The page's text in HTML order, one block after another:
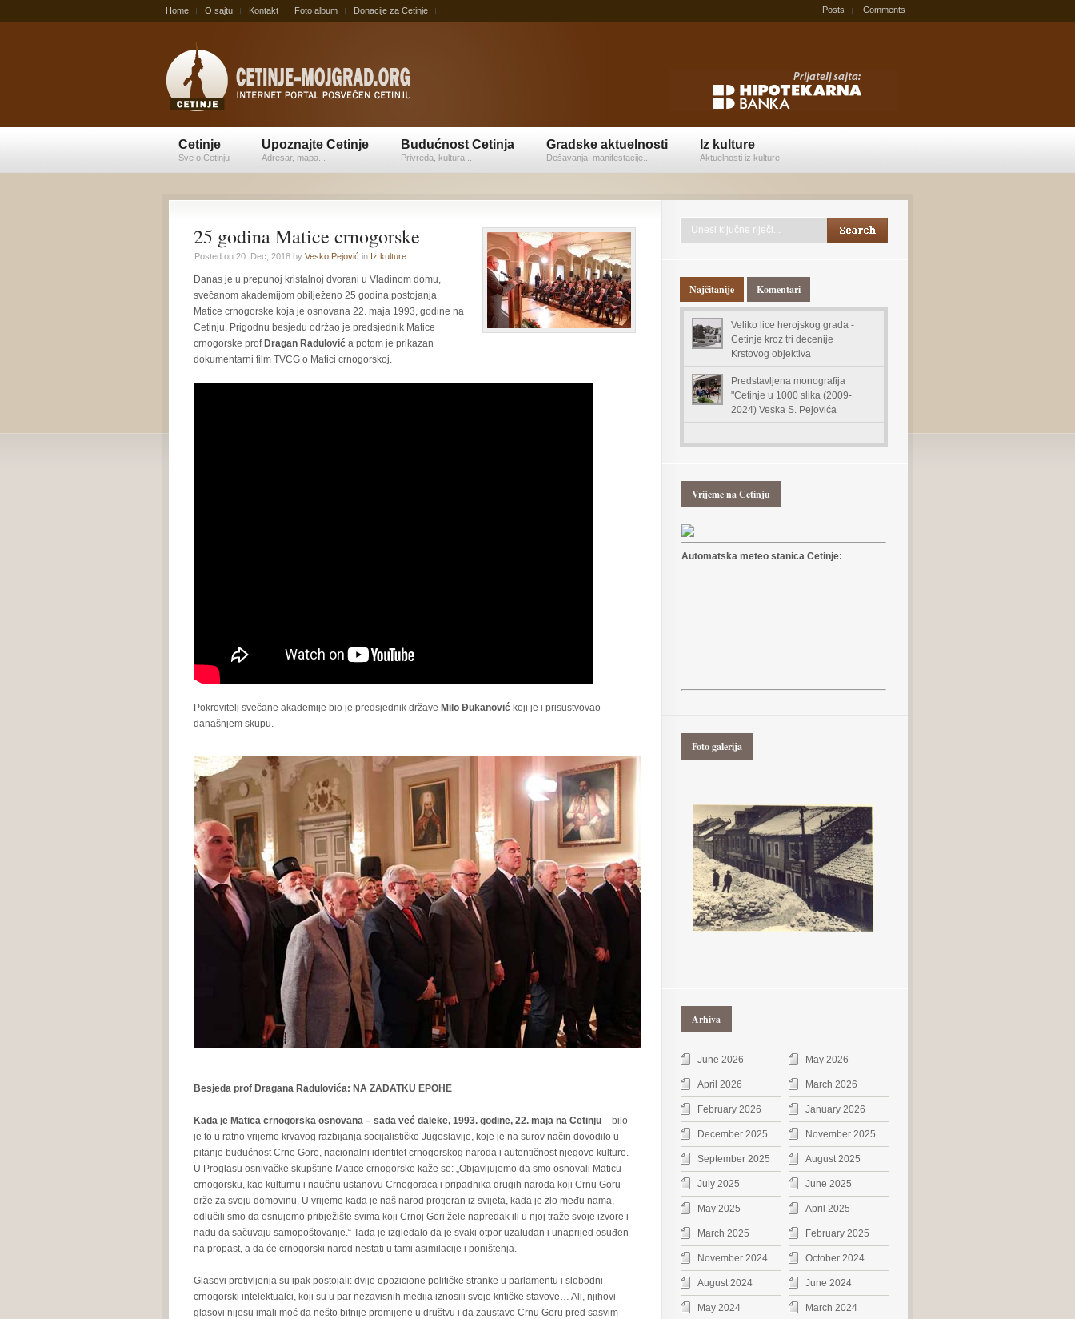
Home O sajtu Kontakt Foto album Donacije za Cetinje Posts Comments
Cetinje
Sve o Cetinju
Upoznajte Cetinje
Adresar, mapa...
Budućnost Cetinja
Privreda, kultura...
Gradske aktuelnosti
Dešavanja, manifestacije...
Iz kulture
Aktuelnosti iz kulture
25 godina Matice crnogorske
Posted on 20. Dec, 2018 by Vesko Pejović in Iz kulture
Danas je u prepunoj kristalnoj dvorani u Vladinom domu,
svečanom akademijom obilježeno 25 godina postojanja
Matice crnogorske koja je osnovana 22. maja 1993, godine na
Cetinju. Prigodnu besjedu održao je predsjednik Matice
crnogorske prof Dragan Radulovića potom je prikazan
dokumentarni film TVCG o Matici crnogorskoj.
Pokrovitelj svečane akademije bio je predsjednik države Milo Đukanovićkoji je i prisustvovao
današnjem skupu.
Besjeda prof Dragana Radulovića: NA ZADATKU EPOHE
Kada je Matica crnogorska osnovana – sada već daleke, 1993. godine, 22. maja na Cetinju– bilo
je to u ratno vrijeme krvavog razbijanja socijalističke Jugoslavije, koje je na surov način dovodilo u
pitanje budućnost Crne Gore, nacionalni identitet crnogorskog naroda i autentičnost njegove kulture.
U Proglasu osnivačke skupštine Matice crnogorske kaže se: „Objavljujemo da smo osnovali Maticu
crnogorsku, kao kulturnu i naučnu ustanovu Crnogoraca i pripadnika drugih naroda koji Crnu Goru
drže za svoju domovinu. U vrijeme kada je naš narod protjeran iz svijeta, kada je zlo među nama,
odlučili smo da osnujemo pribježište svima koji Crnoj Gori žele napredak ili u njoj traže svoje izvore i
nadu da sačuvaju samopoštovanje.“ Tada je izgledalo da je svaki otpor uzaludan i unaprijed osuđen
na propast, a da će crnogorski narod nestati u tami asimilacije i poništenja.
Glasovi protivljenja su ipak postojali: dvije opozicione političke stranke u parlamentu i slobodni
crnogorski intelektualci, koji su u par nezavisnih medija iznosili svoje kritičke stavove… Ali, njihovi
glasovi nijesu imali moć da nešto bitnije promijene u društvu i da zaustave Crnu Goru pred sasvim
Najčitanije Komentari
Veliko lice herojskog grada -
Cetinje kroz tri decenije
Krstovog objektiva
Predstavljena monografija
"Cetinje u 1000 slika (2009-
2024) Veska S. Pejovića
Vrijeme na Cetinju
Automatska meteo stanica Cetinje:
Foto galerija
Arhiva
June 2026 May 2026
April 2026 March 2026
February 2026 January 2026
December 2025 November 2025
September 2025 August 2025
July 2025 June 2025
May 2025 April 2025
March 2025 February 2025
November 2024 October 2024
August 2024 June 2024
May 2024 March 2024